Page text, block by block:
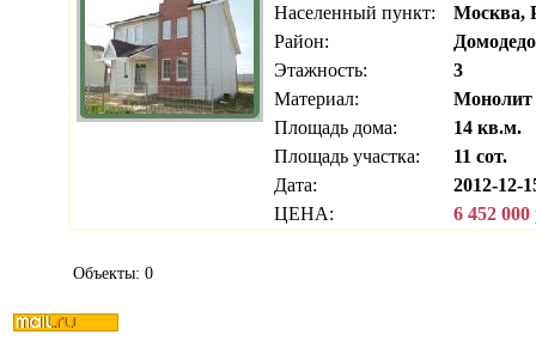
Населенный пункт:
Москва,
Район:
Этажность:
3
Материал:
Монолит
Площадь дома:
14 кв.м.
Площадь участка:
11 сот.
Дата:
2012-12-
ЦЕНА:
6 452 000
Объекты: 0